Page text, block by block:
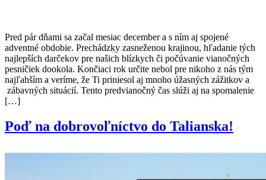
Pred pár dňami sa začal mesiac december a s ním aj spojené
adventné obdobie. Prechádzky zasneženou krajinou, hľadanie tých
najlepších darčekov pre našich blízkych či počúvanie vianočných
pesničiek dookola. Končiaci rok určite nebol pre nikoho z nás tým
najľahším a veríme, že Ti priniesol aj mnoho úžasných zážitkov a
zábavných situácií. Tento predvianočný čas slúži aj na spomalenie
[…]
Poď na dobrovoľníctvo do Talianska!